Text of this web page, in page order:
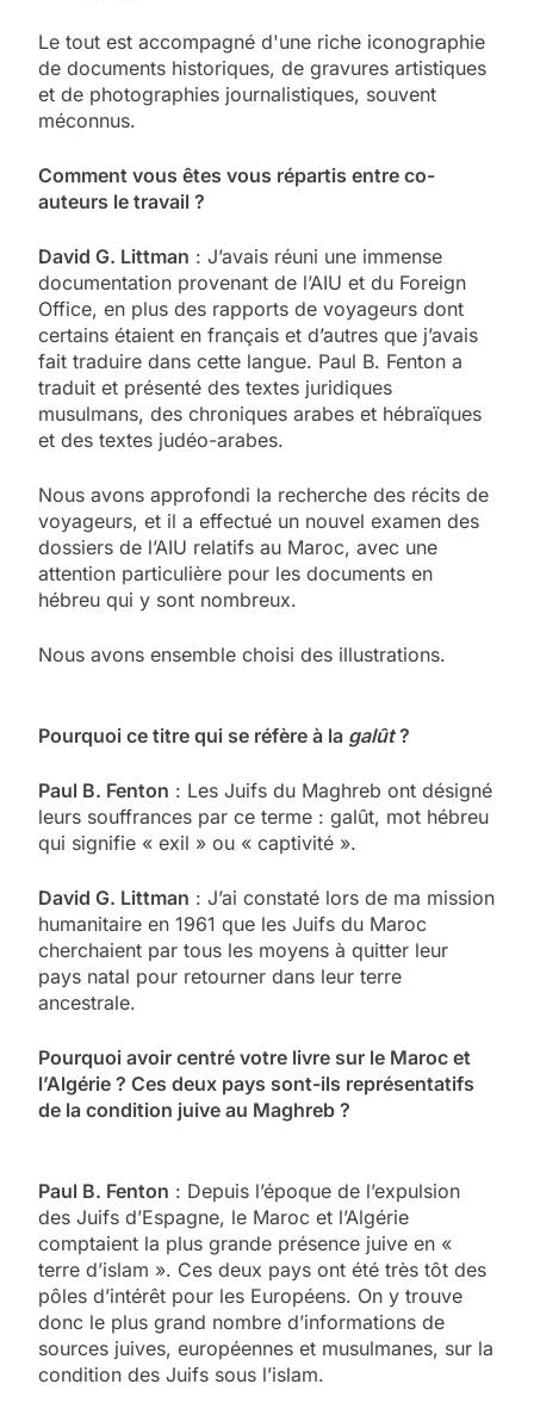
Le tout est accompagné d'une riche iconographie
de documents historiques, de gravures artistiques
et de photographies journalistiques, souvent
méconnus.
Comment vous êtes vous répartis entre co-
auteurs le travail ?
David G. Littman : J’avais réuni une immense
documentation provenant de l’AIU et du Foreign
Office, en plus des rapports de voyageurs dont
certains étaient en français et d’autres que j’avais
fait traduire dans cette langue. Paul B. Fenton a
traduit et présenté des textes juridiques
musulmans, des chroniques arabes et hébraïques
et des textes judéo-arabes.
Nous avons approfondi la recherche des récits de
voyageurs, et il a effectué un nouvel examen des
dossiers de l’AIU relatifs au Maroc, avec une
attention particulière pour les documents en
hébreu qui y sont nombreux.
Nous avons ensemble choisi des illustrations.
Pourquoi ce titre qui se réfère à la galût?
Paul B. Fenton : Les Juifs du Maghreb ont désigné
leurs souffrances par ce terme : galût, mot hébreu
qui signifie « exil » ou « captivité ».
David G. Littman : J’ai constaté lors de ma mission
humanitaire en 1961 que les Juifs du Maroc
cherchaient par tous les moyens à quitter leur
pays natal pour retourner dans leur terre
ancestrale.
Pourquoi avoir centré votre livre sur le Maroc et
l’Algérie ? Ces deux pays sont-ils représentatifs
de la condition juive au Maghreb ?
Paul B. Fenton : Depuis l’époque de l’expulsion
des Juifs d’Espagne, le Maroc et l’Algérie
comptaient la plus grande présence juive en «
terre d’islam ». Ces deux pays ont été très tôt des
pôles d’intérêt pour les Européens. On y trouve
donc le plus grand nombre d’informations de
sources juives, européennes et musulmanes, sur la
condition des Juifs sous l’islam.